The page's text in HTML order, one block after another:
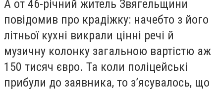
А от 46-річний житель Звягельщини
повідомив про крадіжку: начебто з його
літньої кухні викрали цінні речі й
музичну колонку загальною вартістю аж
150 тисяч євро. Та коли поліцейські
прибули до заявника, то з’ясувалось, що